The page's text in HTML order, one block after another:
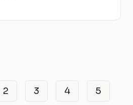
2 3 4 5